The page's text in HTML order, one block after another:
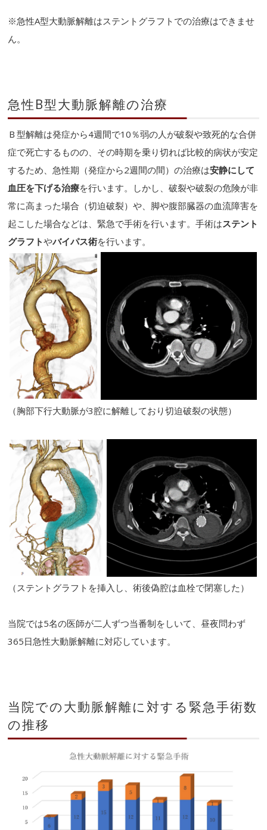
※急性A型大動脈解離はステントグラフトでの治療はできませ
ん。
急性B型大動脈解離の治療
Ｂ型解離は発症から4週間で10％弱の人が破裂や致死的な合併
症で死亡するものの、その時期を乗り切れば比較的病状が安定
するため、急性期（発症から2週間の間）の治療は安静にして
血圧を下げる治療を行います。しかし、破裂や破裂の危険が非
常に高まった場合（切迫破裂）や、脚や腹部臓器の血流障害を
起こした場合などは、緊急で手術を行います。手術はステント
グラフトやバイパス術を行います。
（胸部下行大動脈が3腔に解離しており切迫破裂の状態）
（ステントグラフトを挿入し、術後偽腔は血栓で閉塞した）
当院では5名の医師が二人ずつ当番制をしいて、昼夜問わず
365日急性大動脈解離に対応しています。
当院での大動脈解離に対する緊急手術数
の推移